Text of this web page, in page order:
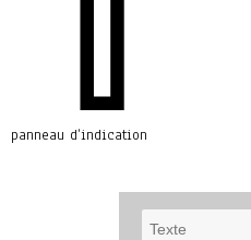
panneau d’indication